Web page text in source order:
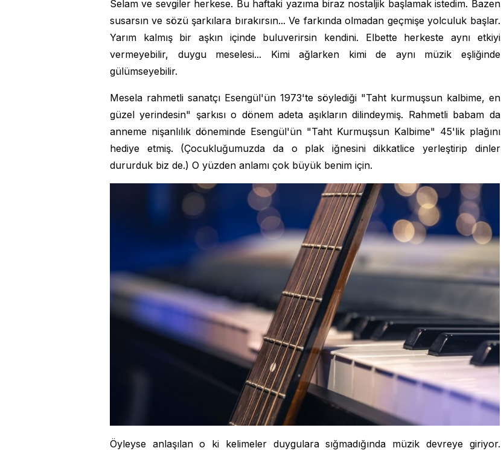
Selam ve sevgiler herkese. Bu haftaki yazıma biraz nostaljik başlamak istedim. Bazen
susarsın ve sözü şarkılara bırakırsın... Ve farkında olmadan geçmişe yolculuk başlar.
Yarım kalmış bir aşkın içinde buluverirsin kendini. Elbette herkeste aynı etkiyi
vermeyebilir, duygu meselesi... Kimi ağlarken kimi de aynı müzik eşliğinde
gülümseyebilir.
Mesela rahmetli sanatçı Esengül'ün 1973'te söylediği "Taht kurmuşsun kalbime, en
güzel yerindesin" şarkısı o dönem adeta aşıkların dilindeymiş. Rahmetli babam da
anneme nişanlılık döneminde Esengül'ün "Taht Kurmuşsun Kalbime" 45'lik plağını
hediye etmiş. (Çocukluğumuzda da o plak iğnesini dikkatlice yerleştirip dinler
dururduk biz de.) O yüzden anlamı çok büyük benim için.
Öyleyse anlaşılan o ki kelimeler duygulara sığmadığında müzik devreye giriyor.